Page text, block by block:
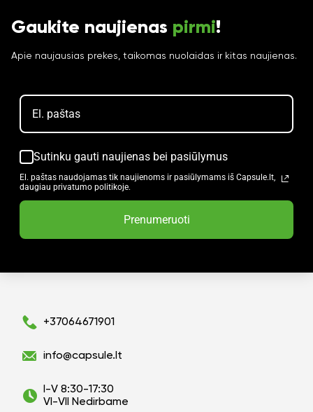
Gaukite naujienas pirmi!
Apie naujausias prekes, taikomas nuolaidas ir kitas naujienas.
Sutinku gauti naujienas bei pasiūlymus
El. paštas naudojamas tik naujienoms ir pasiūlymams iš Capsule.lt,
daugiau privatumo politikoje.
Prenumeruoti
+37064671901
info@capsule.lt
I-V 8:30-17:30
VI-VII Nedirbame